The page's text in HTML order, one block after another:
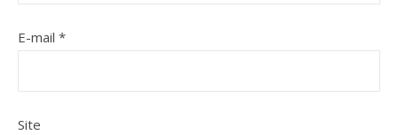
E-mail *
Site